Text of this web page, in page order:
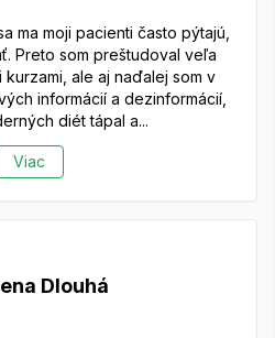
ma moji pacienti často pýtajú,
Preto som preštudoval veľa
ale aj naďalej som v
informácií a dezinformácií,
diét tápal a...
Viac
Dlouhá